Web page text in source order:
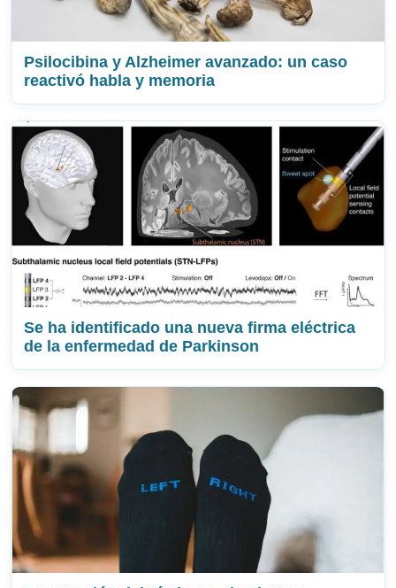
Psilocibina y Alzheimer avanzado: un caso
reactivó habla y memoria
Se ha identificado una nueva firma eléctrica
de la enfermedad de Parkinson